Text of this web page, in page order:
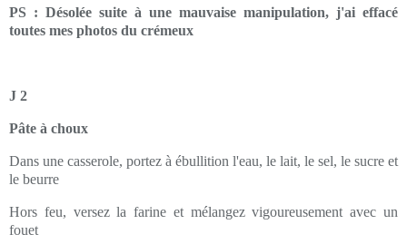
PS : Désolée suite à une mauvaise manipulation, j'ai effacé
toutes mes photos du crémeux
J 2
Pâte à choux
Dans une casserole, portez à ébullition l'eau, le lait, le sel, le sucre et
le beurre
Hors feu, versez la farine et mélangez vigoureusement avec un
fouet